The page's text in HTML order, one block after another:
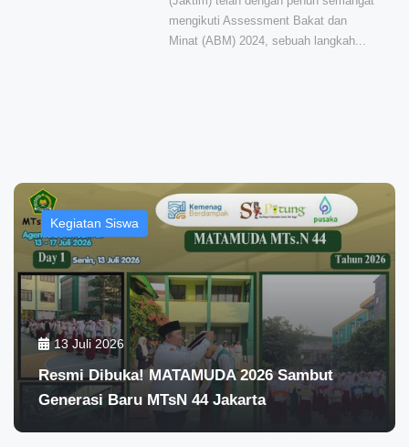
mengikuti Assessment Bakat dan
Minat (ABM) 2024, sebuah langkah...
Kegiatan Siswa
13 Juli 2026
Resmi Dibuka! MATAMUDA 2026 Sambut
Generasi Baru MTsN 44 Jakarta